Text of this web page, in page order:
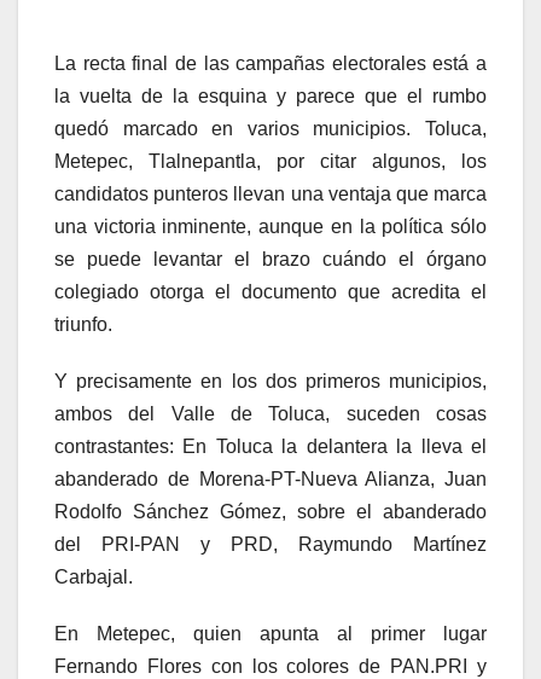
La recta final de las campañas electorales está a
la vuelta de la esquina y parece que el rumbo
quedó marcado en varios municipios. Toluca,
Metepec, Tlalnepantla, por citar algunos, los
candidatos punteros llevan una ventaja que marca
una victoria inminente, aunque en la política sólo
se puede levantar el brazo cuándo el órgano
colegiado otorga el documento que acredita el
triunfo.
Y precisamente en los dos primeros municipios,
ambos del Valle de Toluca, suceden cosas
contrastantes: En Toluca la delantera la lleva el
abanderado de Morena-PT-Nueva Alianza, Juan
Rodolfo Sánchez Gómez, sobre el abanderado
del PRI-PAN y PRD, Raymundo Martínez
Carbajal.
En Metepec, quien apunta al primer lugar
Fernando Flores con los colores de PAN.PRI y